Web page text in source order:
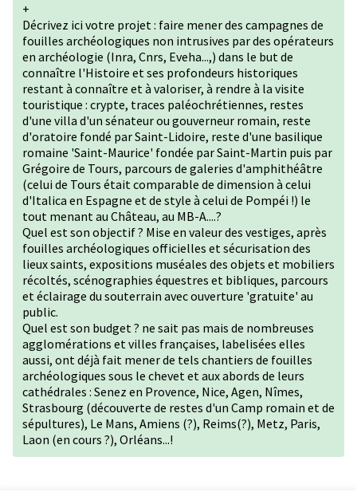
+
Décrivez ici votre projet : faire mener des campagnes de
fouilles archéologiques non intrusives par des opérateurs
en archéologie (Inra, Cnrs, Eveha...,) dans le but de
connaître l'Histoire et ses profondeurs historiques
restant à connaître et à valoriser, à rendre à la visite
touristique : crypte, traces paléochrétiennes, restes
d'une villa d'un sénateur ou gouverneur romain, reste
d'oratoire fondé par Saint-Lidoire, reste d'une basilique
romaine 'Saint-Maurice' fondée par Saint-Martin puis par
Grégoire de Tours, parcours de galeries d'amphithéâtre
(celui de Tours était comparable de dimension à celui
d'Italica en Espagne et de style à celui de Pompéi !) le
tout menant au Château, au MB-A....?
Quel est son objectif ? Mise en valeur des vestiges, après
fouilles archéologiques officielles et sécurisation des
lieux saints, expositions muséales des objets et mobiliers
récoltés, scénographies équestres et bibliques, parcours
et éclairage du souterrain avec ouverture 'gratuite' au
public.
Quel est son budget ? ne sait pas mais de nombreuses
agglomérations et villes françaises, labelisées elles
aussi, ont déjà fait mener de tels chantiers de fouilles
archéologiques sous le chevet et aux abords de leurs
cathédrales : Senez en Provence, Nice, Agen, Nîmes,
Strasbourg (découverte de restes d'un Camp romain et de
sépultures), Le Mans, Amiens (?), Reims(?), Metz, Paris,
Laon (en cours ?), Orléans...!